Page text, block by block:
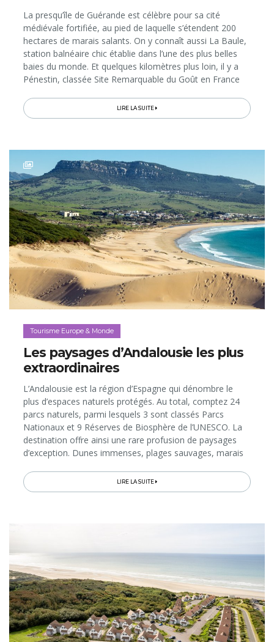
La presqu’île de Guérande est célèbre pour sa cité
médiévale fortifiée, au pied de laquelle s’étendent 200
hectares de marais salants. On y connaît aussi La Baule,
station balnéaire chic établie dans l’une des plus belles
baies du monde. Et quelques kilomètres plus loin, il y a
Pénestin, classée Site Remarquable du Goût en France
LIRE LA SUITE
Tourisme Europe & Monde
Les paysages d’Andalousie les plus
extraordinaires
L’Andalousie est la région d’Espagne qui dénombre le
plus d’espaces naturels protégés. Au total, comptez 24
parcs naturels, parmi lesquels 3 sont classés Parcs
Nationaux et 9 Réserves de Biosphère de l’UNESCO. La
destination offre ainsi une rare profusion de paysages
d’exception. Dunes immenses, plages sauvages, marais
abrupts, grottes...
LIRE LA SUITE